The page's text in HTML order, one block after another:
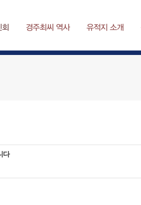
회 경주최씨 역사 유적지 소개
다